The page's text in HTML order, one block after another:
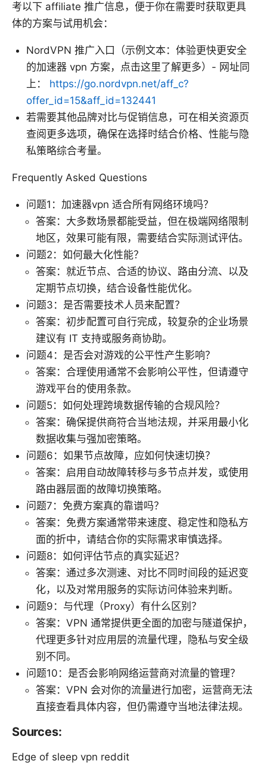
考以下 affiliate 推广信息，便于你在需要时获取更具
体的方案与试用机会：
NordVPN 推广入口（示例文本：体验更快更安全
的加速器 vpn 方案，点击这里了解更多）- 网址同
上： https://go.nordvpn.net/aff_c?
offer_id=15&aff_id=132441
若需要其他品牌对比与促销信息，可在相关资源页
查阅更多选项，确保在选择时结合价格、性能与隐
私策略综合考量。
Frequently Asked Questions
问题1：加速器vpn 适合所有网络环境吗？
答案：大多数场景都能受益，但在极端网络限制
地区，效果可能有限，需要结合实际测试评估。
问题2：如何最大化性能？
答案：就近节点、合适的协议、路由分流、以及
定期节点切换，结合设备性能优化。
问题3：是否需要技术人员来配置？
答案：初步配置可自行完成，较复杂的企业场景
建议有 IT 支持或服务商协助。
问题4：是否会对游戏的公平性产生影响？
答案：合理使用通常不会影响公平性，但请遵守
游戏平台的使用条款。
问题5：如何处理跨境数据传输的合规风险？
答案：确保提供商符合当地法规，并采用最小化
数据收集与强加密策略。
问题6：如果节点故障，应如何快速切换？
答案：启用自动故障转移与多节点并发，或使用
路由器层面的故障切换策略。
问题7：免费方案真的靠谱吗？
答案：免费方案通常带来速度、稳定性和隐私方
面的折中，请结合你的实际需求审慎选择。
问题8：如何评估节点的真实延迟？
答案：通过多次测速、对比不同时间段的延迟变
化，以及对常用服务的实际访问体验来判断。
问题9：与代理（Proxy）有什么区别？
答案：VPN 通常提供更全面的加密与隧道保护，
代理更多针对应用层的流量代理，隐私与安全级
别不同。
问题10：是否会影响网络运营商对流量的管理？
答案：VPN 会对你的流量进行加密，运营商无法
直接查看具体内容，但仍需遵守当地法律法规。
Sources:
Edge of sleep vpn reddit